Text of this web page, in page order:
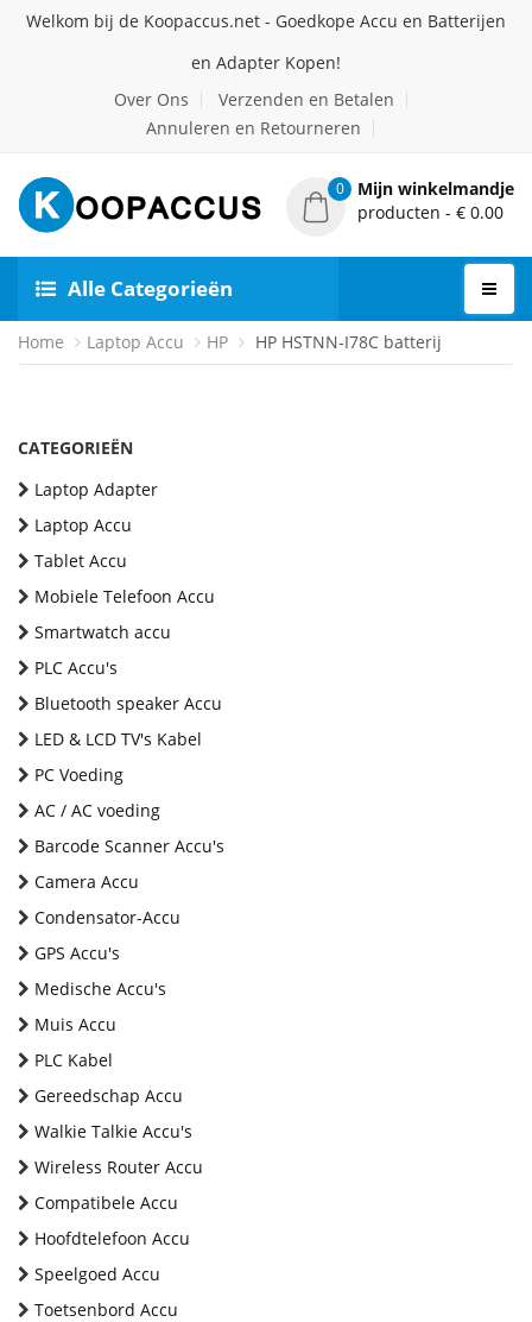
Welkom bij de Koopaccus.net - Goedkope Accu en Batterijen
en Adapter Kopen!
Over Ons
Verzenden en Betalen
Annuleren en Retourneren
0
Mijn winkelmandje
producten - € 0.00
Alle Categorieën
Home Laptop Accu HP HP HSTNN-I78C batterij
CATEGORIEËN
Laptop Adapter
Laptop Accu
Tablet Accu
Mobiele Telefoon Accu
Smartwatch accu
PLC Accu's
Bluetooth speaker Accu
LED & LCD TV's Kabel
PC Voeding
AC / AC voeding
Barcode Scanner Accu's
Camera Accu
Condensator-Accu
GPS Accu's
Medische Accu's
Muis Accu
PLC Kabel
Gereedschap Accu
Walkie Talkie Accu's
Wireless Router Accu
Compatibele Accu
Hoofdtelefoon Accu
Speelgoed Accu
Toetsenbord Accu